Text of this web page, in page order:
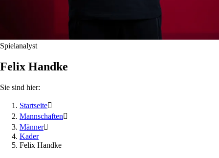
Spielanalyst
Felix Handke
Sie sind hier:
Startseite
Mannschaften
Männer
Kader
Felix Handke